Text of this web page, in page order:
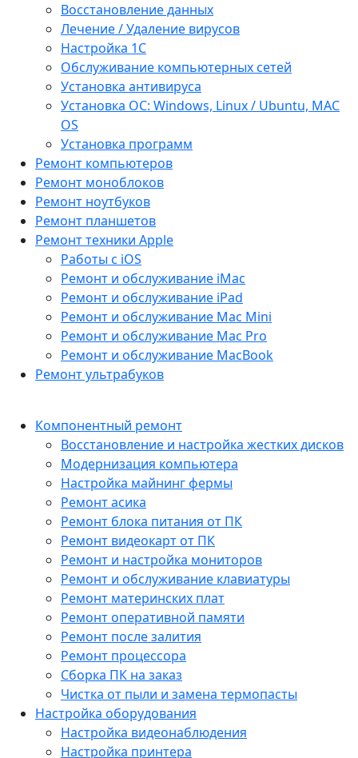
Восстановление данных
Лечение / Удаление вирусов
Настройка 1С
Обслуживание компьютерных сетей
Установка антивируса
Установка ОС: Windows, Linux / Ubuntu, МАС
OS
Установка программ
Ремонт компьютеров
Ремонт моноблоков
Ремонт ноутбуков
Ремонт планшетов
Ремонт техники Apple
Работы с iOS
Ремонт и обслуживание iMac
Ремонт и обслуживание iPad
Ремонт и обслуживание Mac Mini
Ремонт и обслуживание Mac Pro
Ремонт и обслуживание MacBook
Ремонт ультрабуков
Компонентный ремонт
Восстановление и настройка жестких дисков
Модернизация компьютера
Настройка майнинг фермы
Ремонт асика
Ремонт блока питания от ПК
Ремонт видеокарт от ПК
Ремонт и настройка мониторов
Ремонт и обслуживание клавиатуры
Ремонт материнских плат
Ремонт оперативной памяти
Ремонт после залития
Ремонт процессора
Сборка ПК на заказ
Чистка от пыли и замена термопасты
Настройка оборудования
Настройка видеонаблюдения
Настройка принтера